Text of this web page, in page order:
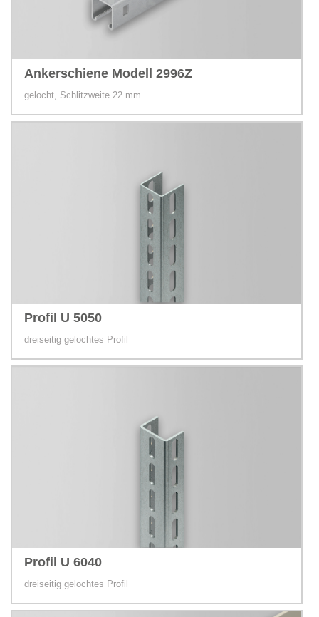
Ankerschiene Modell 2996Z
gelocht, Schlitzweite 22 mm
Profil U 5050
dreiseitig gelochtes Profil
Profil U 6040
dreiseitig gelochtes Profil